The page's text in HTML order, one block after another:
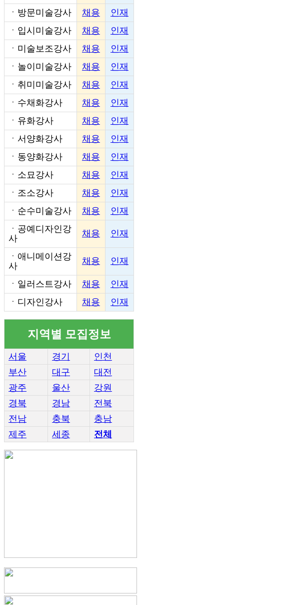
ㆍ 방문미술강사 채용
인재
ㆍ 입시미술강사 채용
인재
ㆍ 미술보조강사 채용
인재
ㆍ 놀이미술강사 채용
인재
ㆍ 취미미술강사 채용
인재
ㆍ 수채화강사 채용
인재
ㆍ 유화강사 채용
인재
ㆍ 서양화강사 채용
인재
ㆍ 동양화강사 채용
인재
ㆍ 소묘강사 채용
인재
ㆍ 조소강사 채용
인재
ㆍ 순수미술강사 채용
인재
ㆍ 공예디자인강
사
채용 인재
ㆍ 애니메이션강
사
채용 인재
ㆍ 일러스트강사 채용
인재
ㆍ 디자인강사 채용 인재
지역별 모집정보
서울 경기
인천
부산
대구
대전
광주
울산
강원
경북
경남
전북
전남
충북
충남
제주
세종 전체